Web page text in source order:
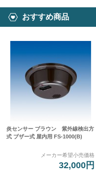
おすすめ商品
炎センサー ブラウン 紫外線検出方
式 ブザー式 屋内用 FS-1000(B)
メーカー希望小売価格
32,000円